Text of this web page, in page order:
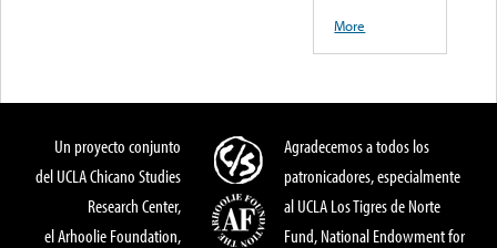
More
Un proyecto conjunto
del UCLA Chicano Studies
Research Center,
el Arhoolie Foundation,
Agradecemos a todos los
patronicadores, especialmente
al UCLA Los Tigres de Norte
Fund, National Endowment for